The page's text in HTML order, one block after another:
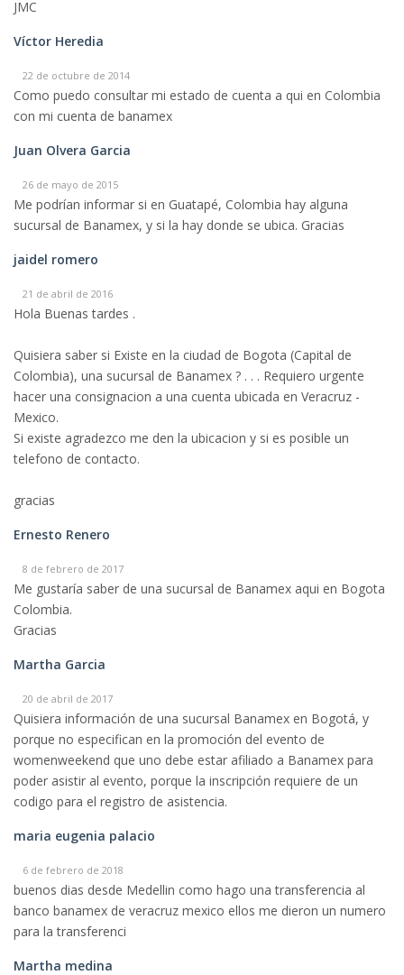
JMC
Víctor Heredia
22 de octubre de 2014
Como puedo consultar mi estado de cuenta a qui en Colombia
con mi cuenta de banamex
Juan Olvera Garcia
26 de mayo de 2015
Me podrían informar si en Guatapé, Colombia hay alguna
sucursal de Banamex, y si la hay donde se ubica. Gracias
jaidel romero
21 de abril de 2016
Hola Buenas tardes .
Quisiera saber si Existe en la ciudad de Bogota (Capital de
Colombia), una sucursal de Banamex ? . . . Requiero urgente
hacer una consignacion a una cuenta ubicada en Veracruz -
Mexico.
Si existe agradezco me den la ubicacion y si es posible un
telefono de contacto.
gracias
Ernesto Renero
8 de febrero de 2017
Me gustaría saber de una sucursal de Banamex aqui en Bogota
Colombia.
Gracias
Martha Garcia
20 de abril de 2017
Quisiera información de una sucursal Banamex en Bogotá, y
porque no especifican en la promoción del evento de
womenweekend que uno debe estar afiliado a Banamex para
poder asistir al evento, porque la inscripción requiere de un
codigo para el registro de asistencia.
maria eugenia palacio
6 de febrero de 2018
buenos dias desde Medellin como hago una transferencia al
banco banamex de veracruz mexico ellos me dieron un numero
para la transferenci
Martha medina